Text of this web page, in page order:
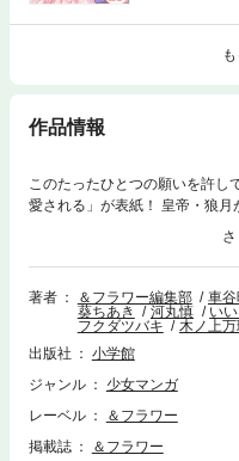
作品情報
このたったひとつの願いを許
愛される」が表紙！ 皇帝・狼
決意をした華涼。黄貴妃こそ
籠っていた。この事実を知る
する極上ラブ！ 甘さで焦がす
は今日も冷徹皇帝に愛される」
涼が天羽に堕胎薬づくりを頼
中」 吸血鬼の家系の雪夜。こ
っぽ最新作！ ●島袋ユミ「夜伽
ユオとアームの決闘の勝者は？
じバイトの大学生・支倉と一緒
「スーツに性癖」 左右田はイケ
著者 ＆フラワー編集部 車
葵ちあき
河丸慎 い
フクダツバキ
木ノ上
出版社
小学館
ジャンル
少女マンガ
レーベル
＆フラワー
掲載誌
＆フラワー